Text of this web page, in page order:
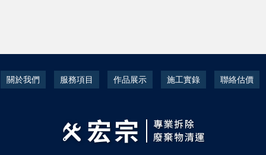
關於我們 服務項目 作品展示 施工實錄 聯絡估價